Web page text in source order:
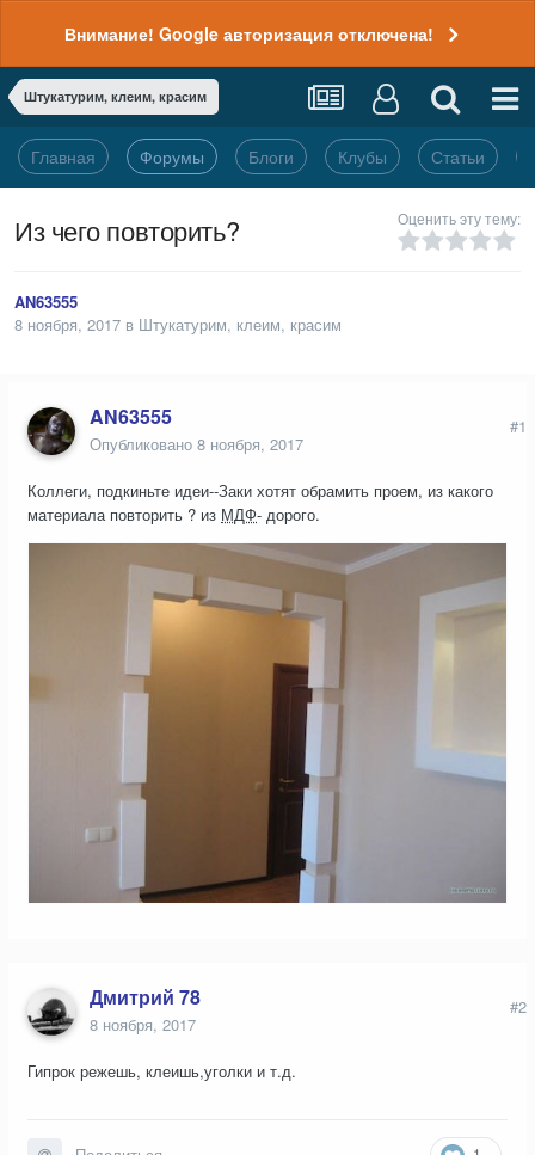
Внимание! Google авторизация отключена!
Штукатурим, клеим, красим
Главная Форумы Блоги Клубы Статьи
Из чего повторить? Оценить эту тему:
AN63555
8 ноября, 2017 в Штукатурим, клеим, красим
AN63555
Опубликовано 8 ноября, 2017
#1
Коллеги, подкиньте идеи--Заки хотят обрамить проем, из какого
материала повторить ? из МДФ- дорого.
Дмитрий 78
8 ноября, 2017
#2
Гипрок режешь, клеишь,уголки и т.д.